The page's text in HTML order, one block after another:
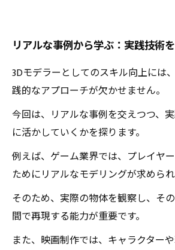
リアルな事例から学ぶ：実践技術
3Dモデラーとしてのスキル向上には
践的なアプローチが欠かせません。
今回は、リアルな事例を交えつつ、
に活かしていくかを探ります。
例えば、ゲーム業界では、プレイヤ
ためにリアルなモデリングが求められ
そのため、実際の物体を観察し、そ
間で再現する能力が重要です。
また、映画制作では、キャラクター